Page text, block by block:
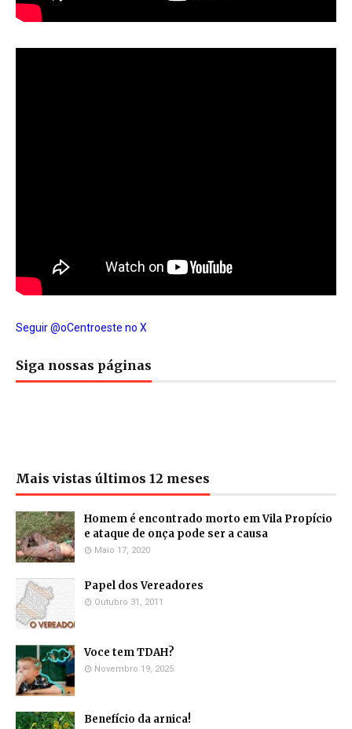
Seguir @oCentroeste no X
Siga nossas páginas
Mais vistas últimos 12 meses
Homem é encontrado morto em Vila Propício
e ataque de onça pode ser a causa
Maio 17, 2020
Papel dos Vereadores
Outubro 31, 2011
Voce tem TDAH?
Novembro 19, 2025
Benefício da arnica!